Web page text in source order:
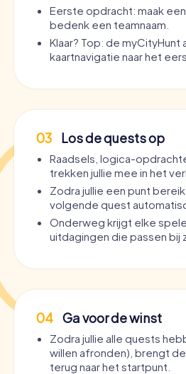
Eerste opdracht: maak
bedenk een teamnaam.
Klaar? Top: de myCityHunt
kaartnavigatie naar het
03 Los de quests op
Raadsels, logica-
trekken jullie mee in het
Zodra jullie een punt
volgende quest
Onderweg krijgt elke
uitdagingen die passen bij
04 Ga voor de winst
Zodra jullie alle quests
willen afronden), brengt
terug naar het startpunt.